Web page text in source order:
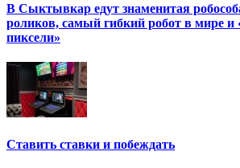
В Сыктывкар едут знаменитая
роликов, самый гибкий робот в мире
пиксели»
Ставить ставки и побеждать